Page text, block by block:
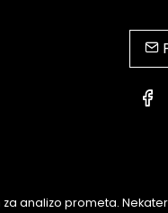
analizo prometa.